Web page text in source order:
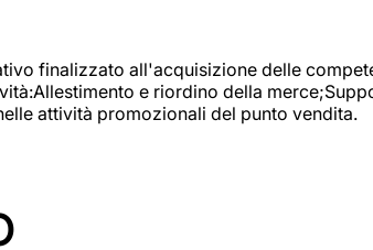
finalizzato all'acquisizione delle
e riordino della
attività promozionali del punto vendita.